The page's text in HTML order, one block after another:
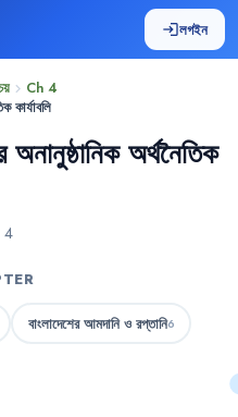
loginলগইন
chevron_right Ch 4
কার্যাবলি
অর্থনৈতিক
4
বাংলাদেশের আমদানি ও রপ্তানি6